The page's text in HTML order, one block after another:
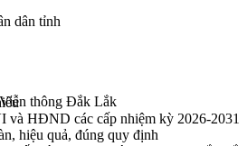
dân tỉnh
và HĐND các cấp nhiệm kỳ 2026-2031
hiệu quả, đúng quy định
thông Đắk Lắk